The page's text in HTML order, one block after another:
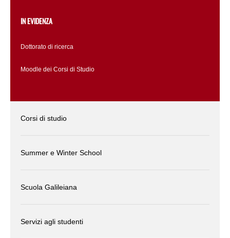
IN EVIDENZA
Dottorato di ricerca
Moodle dei Corsi di Studio
Corsi di studio
Summer e Winter School
Scuola Galileiana
Servizi agli studenti